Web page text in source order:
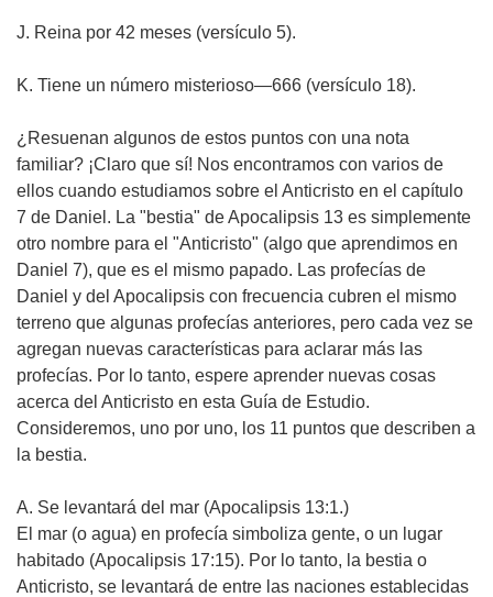
J. Reina por 42 meses (versículo 5).
K. Tiene un número misterioso—666 (versículo 18).
¿Resuenan algunos de estos puntos con una nota
familiar? ¡Claro que sí! Nos encontramos con varios de
ellos cuando estudiamos sobre el Anticristo en el capítulo
7 de Daniel. La "bestia" de Apocalipsis 13 es simplemente
otro nombre para el "Anticristo" (algo que aprendimos en
Daniel 7), que es el mismo papado. Las profecías de
Daniel y del Apocalipsis con frecuencia cubren el mismo
terreno que algunas profecías anteriores, pero cada vez se
agregan nuevas características para aclarar más las
profecías. Por lo tanto, espere aprender nuevas cosas
acerca del Anticristo en esta Guía de Estudio.
Consideremos, uno por uno, los 11 puntos que describen a
la bestia.
A. Se levantará del mar (Apocalipsis 13:1.)
El mar (o agua) en profecía simboliza gente, o un lugar
habitado (Apocalipsis 17:15). Por lo tanto, la bestia o
Anticristo, se levantará de entre las naciones establecidas